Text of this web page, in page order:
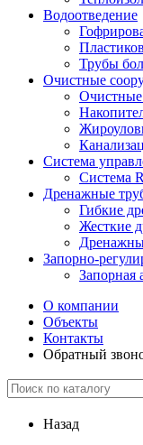
Водоотведение
Трубы
Очистные
Система
Система
Дренажные
Гибкие
Жесткие
Запорно-
Запорная
О компании
Объекты
Контакты
Обратный
Назад